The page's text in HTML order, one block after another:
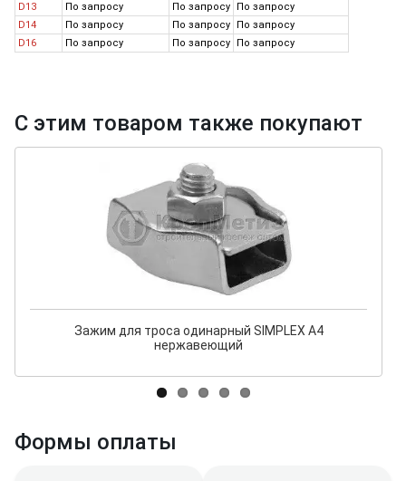
D13
По запросу По запросу
По запросу
D14
По запросу По запросу
По запросу
D16
По запросу По запросу По запросу
С этим товаром также покупают
Зажим для троса одинарный SIMPLEX A4
нержавеющий
Формы оплаты